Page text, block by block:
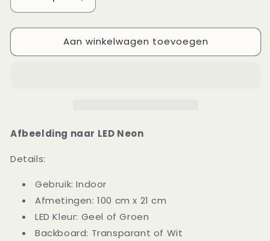
Aantal
verlagen
voor
Brownies&amp;downieS
x
Aantal
verhogen
voor
Brownies&amp;downieS
x
Aan winkelwagen toevoegen
Afbeelding naar LED Neon
Details:
Gebruik: Indoor
Afmetingen: 100 cm x 21 cm
LED Kleur: Geel of Groen
Backboard: Transparant of Wit